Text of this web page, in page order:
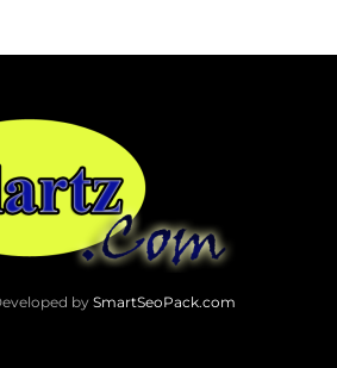
by SmartSeoPack.com